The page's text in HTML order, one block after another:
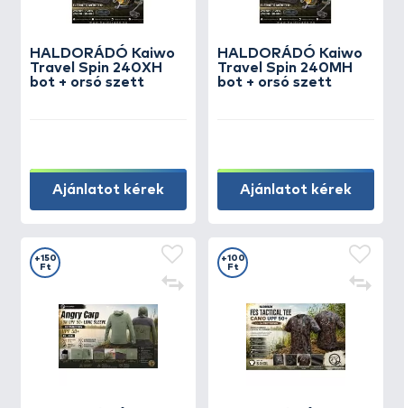
HALDORÁDÓ Kaiwo
Travel Spin 240XH
bot + orsó szett
Ajánlatot kérek
HALDORÁDÓ Kaiwo
Travel Spin 240MH
bot + orsó szett
Ajánlatot kérek
+150
Ft
+100
Ft